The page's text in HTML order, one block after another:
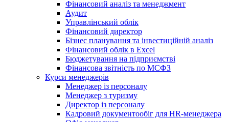
Фінансовий аналіз та менеджмент
Аудит
Управлінський облік
Фінансовий директор
Бізнес планування та інвестиційній аналіз
Фінансовий облiк в Excel
Бюджетування на підприємстві
Фінансова звітність по МСФЗ
Курси менеджерів
Менеджер із персоналу
Менеджер з туризму
Директор iз персоналу
Кадровий документообіг для HR-менеджера